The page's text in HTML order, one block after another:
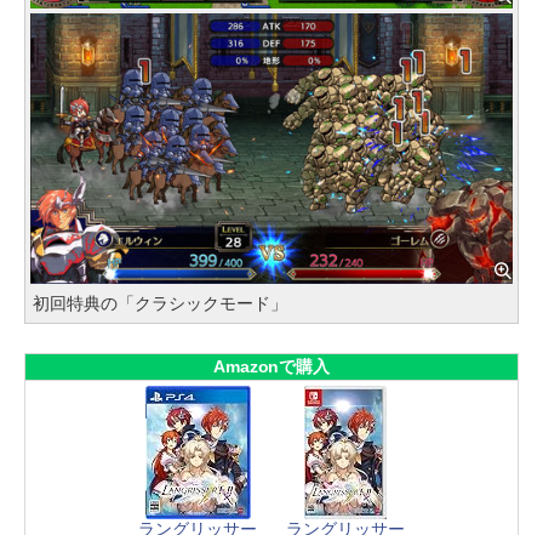
初回特典の「クラシックモード」
Amazonで購入
ラングリッサー
ラングリッサー